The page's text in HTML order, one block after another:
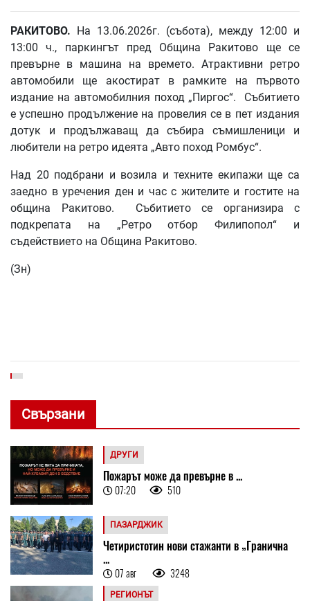
РАКИТОВО. На 13.06.2026г. (събота), между 12:00 и
13:00 ч., паркингът пред Община Ракитово ще се
превърне в машина на времето. Атрактивни ретро
автомобили ще акостират в рамките на първото
издание на автомобилния поход „Пиргос“. Събитието
е успешно продължение на провелия се в пет издания
дотук и продължаващ да събира съмишленици и
любители на ретро идеята „Авто поход Ромбус“.
Над 20 подбрани и возила и техните екипажи ще са
заедно в уречения ден и час с жителите и гостите на
община Ракитово. Събитието се организира с
подкрепата на „Ретро отбор Филипопол“ и
съдействието на Община Ракитово.
(Зн)
Свързани
ДРУГИ
Пожарът може да превърне в ...
07:20 510
ПАЗАРДЖИК
Четиристотин нови стажанти в „Гранична
...
07 авг 3248
РЕГИОНЪТ